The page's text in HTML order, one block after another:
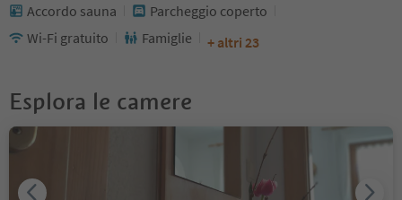
Accordo sauna
Parcheggio coperto
Wi-Fi gratuito
Famiglie + altri 23
Esplora le camere